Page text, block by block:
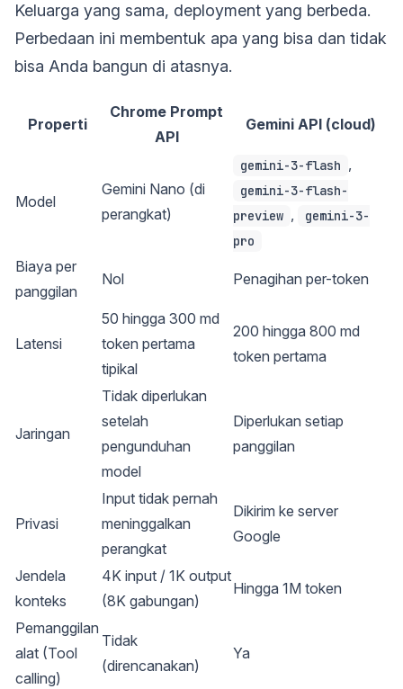
Keluarga yang sama, deployment yang berbeda.
Perbedaan ini membentuk apa yang bisa dan tidak
bisa Anda bangun di atasnya.
Properti
Chrome Prompt
API
Gemini API (cloud)
Model
Gemini Nano (di
perangkat)
gemini-3-flash ,
gemini-3-flash-
preview ,
gemini-3-
pro
Biaya per
panggilan
Nol Penagihan per-token
Latensi
50 hingga 300 md
token pertama
tipikal
200 hingga 800 md
token pertama
Jaringan
Tidak diperlukan
setelah
pengunduhan
model
Diperlukan setiap
panggilan
Privasi
Input tidak pernah
meninggalkan
perangkat
Dikirim ke server
Google
Jendela
konteks
4K input / 1K output
(8K gabungan)
Hingga 1M token
Pemanggilan
alat (Tool
calling)
Tidak
(direncanakan)
Ya